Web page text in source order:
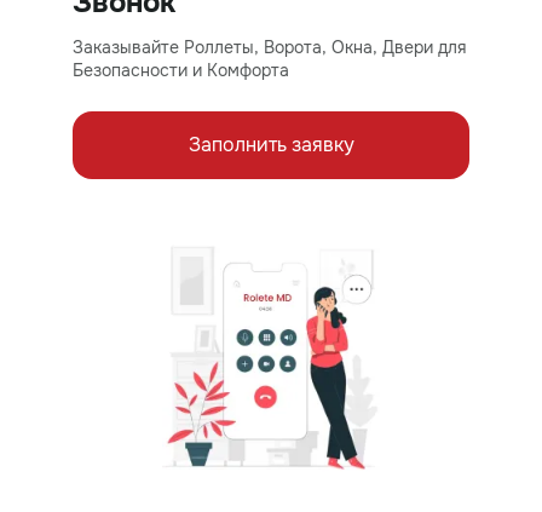
Заказывайте Роллеты, Ворота, Окна, Двери для
Безопасности и Комфорта
Заполнить заявку